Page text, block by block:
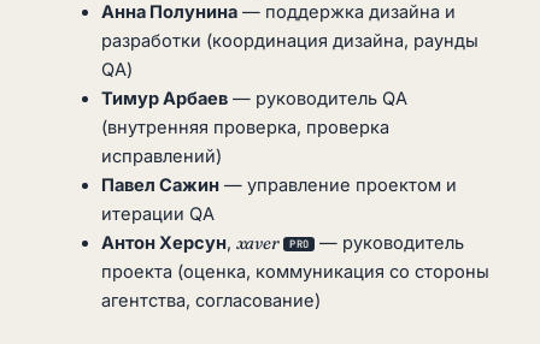
Анна Полунина— поддержка дизайна и
разработки (координация дизайна, раунды
QA)
Тимур Арбаев— руководитель QA
(внутренняя проверка, проверка
исправлений)
Павел Сажин— управление проектом и
итерации QA
Антон Херсун, xaver PRO
— руководитель
проекта (оценка, коммуникация со стороны
агентства, согласование)